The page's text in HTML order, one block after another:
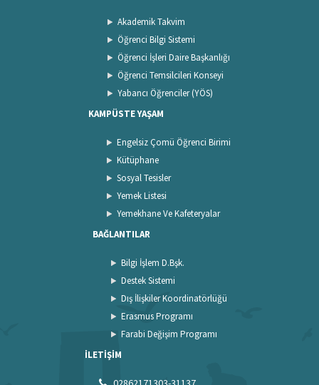
Akademik Takvim
Öğrenci Bilgi Sistemi
Öğrenci İşleri Daire Başkanlığı
Öğrenci Temsilcileri Konseyi
Yabancı Öğrenciler (YÖS)
KAMPÜSTE YAŞAM
Engelsiz Çomü Öğrenci Birimi
Kütüphane
Sosyal Tesisler
Yemek Listesi
Yemekhane Ve Kafeteryalar
BAĞLANTILAR
Bilgi İşlem D.Bşk.
Destek Sistemi
Dış İlişkiler Koordinatörlüğü
Erasmus Programı
Farabi Değişim Programı
İLETİŞİM